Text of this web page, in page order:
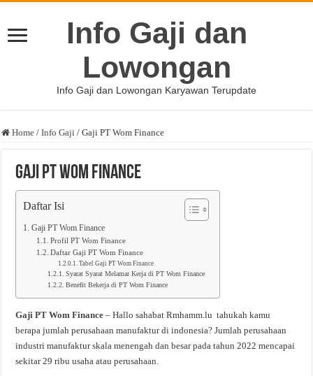
Info Gaji dan
Lowongan
Info Gaji dan Lowongan Karyawan Terupdate
Home / Info Gaji / Gaji PT Wom Finance
Gaji PT Wom Finance
Daftar Isi
Gaji PT Wom Finance
Profil PT Wom Finance
Daftar Gaji PT Wom Finance
Tabel Gaji PT Wom Finance
Syarat Syarat Melamar Kerja di PT Wom Finance
Benefit Bekerja di PT Wom Finance
Gaji PT Wom Finance – Hallo sahabat Rmhamm.lu tahukah kamu
berapa jumlah perusahaan manufaktur di indonesia? Jumlah perusahaan
industri manufaktur skala menengah dan besar pada tahun 2022 mencapai
sekitar 29 ribu usaha atau perusahaan.